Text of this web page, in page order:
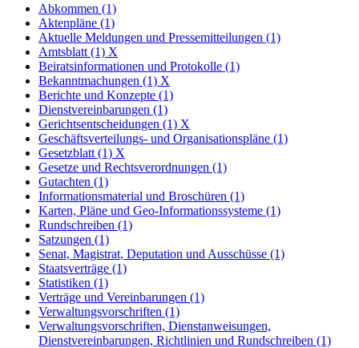
Abkommen (1)
Aktenpläne (1)
Aktuelle Meldungen und Pressemitteilungen (1)
Amtsblatt (1) X
Beiratsinformationen und Protokolle (1)
Bekanntmachungen (1) X
Berichte und Konzepte (1)
Dienstvereinbarungen (1)
Gerichtsentscheidungen (1) X
Geschäftsverteilungs- und Organisationspläne (1)
Gesetzblatt (1) X
Gesetze und Rechtsverordnungen (1)
Gutachten (1)
Informationsmaterial und Broschüren (1)
Karten, Pläne und Geo-Informationssysteme (1)
Rundschreiben (1)
Satzungen (1)
Senat, Magistrat, Deputation und Ausschüsse (1)
Staatsverträge (1)
Statistiken (1)
Verträge und Vereinbarungen (1)
Verwaltungsvorschriften (1)
Verwaltungsvorschriften, Dienstanweisungen,
Dienstvereinbarungen, Richtlinien und Rundschreiben (1)